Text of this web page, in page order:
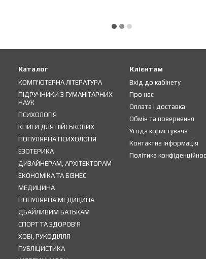
Каталог
КОМП'ЮТЕРНА ЛІТЕРАТУРА
ПІДРУЧНИКИ З ГУМАНІТАРНИХ
НАУК
ПСИХОЛОГІЯ
КНИГИ ДЛЯ ВІЙСЬКОВИХ
ПОПУЛЯРНА ПСИХОЛОГІЯ
ЕЗОТЕРИКА
ДИЗАЙНЕРАМ, АРХІТЕКТОРАМ
ЕКОНОМІКА ТА БІЗНЕС
МЕДИЦИНА
ПОПУЛЯРНА МЕДИЦИНА
ДБАЙЛИВИМ БАТЬКАМ
СПОРТ ТА ЗДОРОВ'Я
ХОБІ, РУКОДІЛЛЯ
ПУБЛІЦИСТИКА
Клієнтам
Вхід до кабінету
Про нас
Оплата і доставка
Обмін та повернення
Угода користувача
Контактна інформація
Політика